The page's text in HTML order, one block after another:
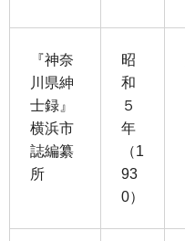
『神奈
川県紳
士録』
横浜市
誌編纂
所
昭
和
５
年
（1
93
0）